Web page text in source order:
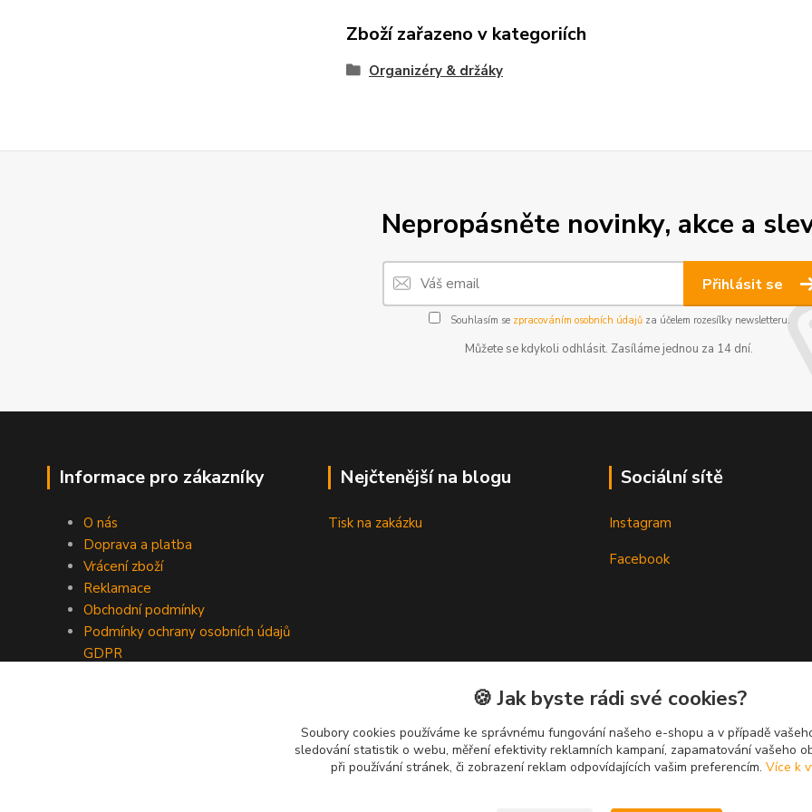
Zboží zařazeno v kategoriích
Organizéry & držáky
Nepropásněte novinky, akce a
Přihlásit se
Souhlasím se zpracováním osobních údajůza účelem rozesílky newsletteru.
Můžete se kdykoli odhlásit. Zasíláme jednou za 14 dní.
Informace pro zákazníky
O nás
Doprava a platba
Vrácení zboží
Reklamace
Obchodní podmínky
Podmínky ochrany osobních údajů
GDPR
Nejčtenější na blogu
Tisk na zakázku
Sociální sítě
Instagram
Facebook
🍪 Jak byste rádi své cookies?
Soubory cookies používáme ke správnému fungování našeho e-shopu a v případě
sledování statistik o webu, měření efektivity reklamních kampaní, zapamatování vašeho
při používání stránek, či zobrazení reklam odpovídajících vašim preferencím. Více k